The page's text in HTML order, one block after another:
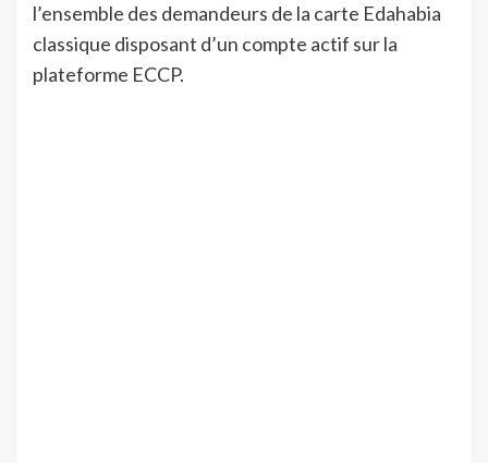
l’ensemble des demandeurs de la carte Edahabia
classique disposant d’un compte actif sur la
plateforme ECCP.